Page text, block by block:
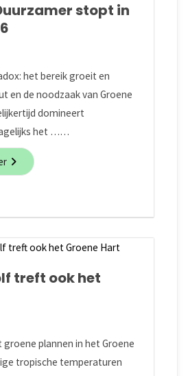
stopt in
het bereik groeit en
en de noodzaak van Groene
domineert
het ……
treft ook het
plannen in het Groene
tropische temperaturen